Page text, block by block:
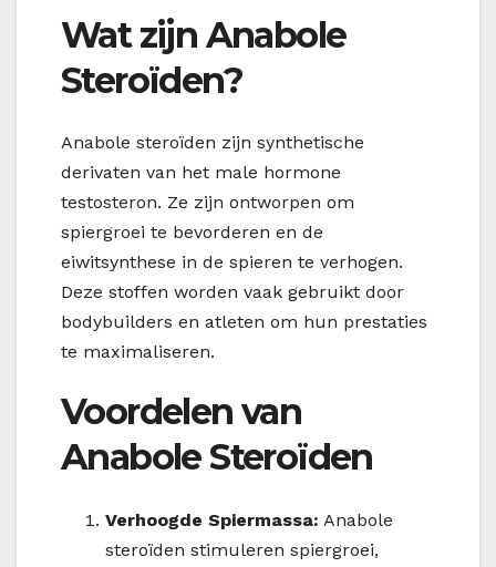
Wat zijn Anabole
Steroïden?
Anabole steroïden zijn synthetische
derivaten van het male hormone
testosteron. Ze zijn ontworpen om
spiergroei te bevorderen en de
eiwitsynthese in de spieren te verhogen.
Deze stoffen worden vaak gebruikt door
bodybuilders en atleten om hun prestaties
te maximaliseren.
Voordelen van
Anabole Steroïden
Verhoogde Spiermassa: Anabole
steroïden stimuleren spiergroei,